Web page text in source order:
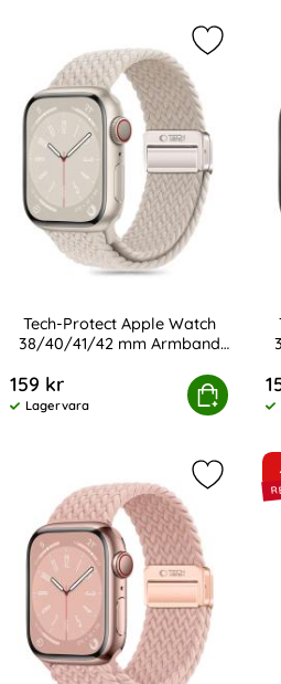
Tech-Protect Apple Watch
38/40/41/42 mm Armband
159 kr
Tillgänglighet:
Lagervara
Köp
Apple Watch 38/40/41/42
Markera
Tech-
Markera